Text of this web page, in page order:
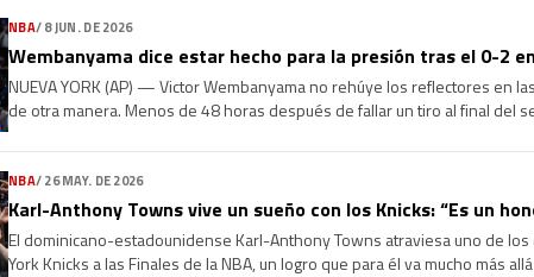
NBA/8 JUN. DE 2026
Wembanyama dice estar hecho para la presión tras el 0-2
NUEVA YORK (AP) — Victor Wembanyama no rehúye los reflectores en
de otra manera. Menos de 48 horas después de fallar un tiro al final del
NBA/26 MAY. DE 2026
Karl-Anthony Towns vive un sueño con los Knicks: “Es un
El dominicano-estadounidense Karl-Anthony Towns atraviesa uno de
York Knicks a las Finales de la NBA, un logro que para él va mucho más